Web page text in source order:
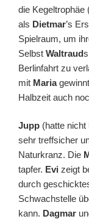
die Kegeltrophäe
als Dietmar’s
Spielraum, um
Selbst Waltraud
Berlinfahrt zu
mit Maria
Halbzeit auch
Jupp (hatte
sehr treffsicher
Naturkranz. Die
tapfer. Evi zeigt
durch
Schwachstelle
kann. Dagmar